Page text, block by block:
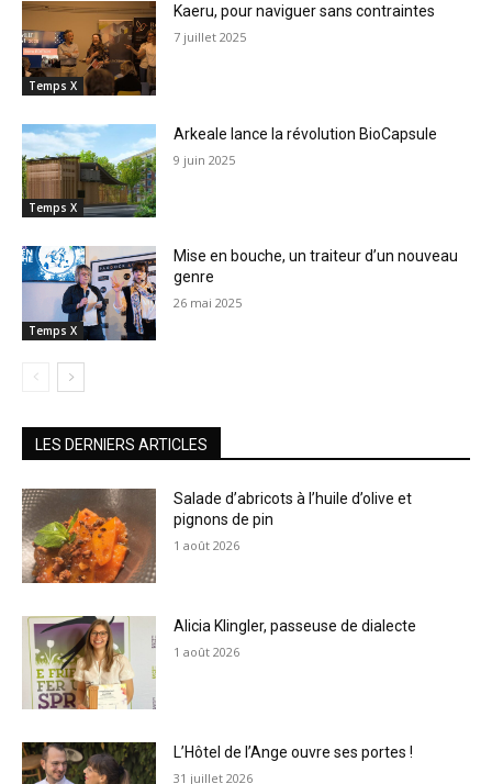
Temps X
Kaeru, pour naviguer sans contraintes
7 juillet 2025
Temps X
Arkeale lance la révolution BioCapsule
9 juin 2025
Temps X
Mise en bouche, un traiteur d’un nouveau
genre
26 mai 2025
LES DERNIERS ARTICLES
Salade d’abricots à l’huile d’olive et
pignons de pin
1 août 2026
Alicia Klingler, passeuse de dialecte
1 août 2026
L’Hôtel de l’Ange ouvre ses portes !
31 juillet 2026